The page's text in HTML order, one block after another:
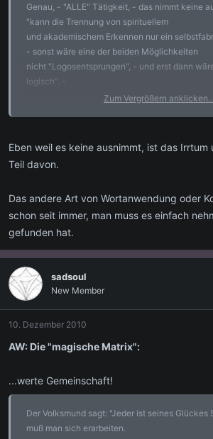
Genau, - "ALLE" Tätigkeit, - das nimmt keine
"kann die Trennung von spirituellem
und akademischem Erkennen nur ein
- sonst wäre eine der beiden Möglichkeiten
nicht "Logosentsprungen", - und erst dann
logisch". -
"intutiiven Improvisation" finden, - niemals aber
bereits voneinaner separierten
- meint Ishtar X. -
Zum Vergrößern anklicken....
Eben weil es keine ausnimmt, ist das Irrtum
Teil davon.
Das andere Art von Wortanwendung oder
schon seit immer, man muss es einfach
gefunden hat.
sadsoul
New Member
10. Dezember 2010
AW: Die "magische Matrix":
...werte Gemeinschaft!
Der Volksmund sagt: "Jeder ist seines Glückes
muß man sich erarbeiten.